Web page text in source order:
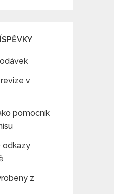
v
pomocník
odkazy
z